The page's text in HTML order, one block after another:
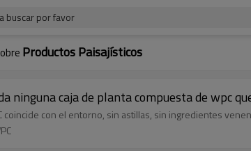
buscar por favor
Productos Paisajísticos
ninguna caja de planta compuesta de wpc
coincide con el entorno, sin astillas, sin ingredientes